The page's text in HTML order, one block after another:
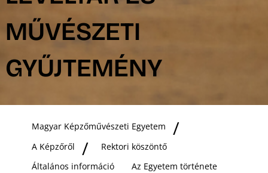
MŰVÉSZETI
GYŰJTEMÉNY
Magyar Képzőművészeti Egyetem
A Képzőről
Rektori köszöntő
Általános információ
Az Egyetem története